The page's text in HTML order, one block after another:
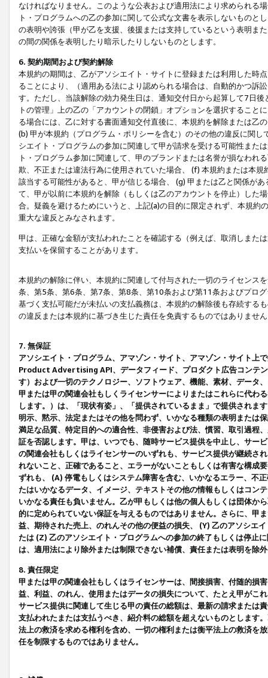
なければなりません。このような公表および適用法により求められる
ト・プログラムへの乙の参加に関して公式な文書を表示しないもの
の表明や誇張（甲が乙を支援、後援または支持しているという表明ま
の間の関係を表明したり暗示したりしないものとします。
6. 契約期間および契約解除
本規約の期間は、乙がアソシエイト・サイトに登録または利用した時
ることにより、（適用ある法により認められる場合は、自動的かつ訴
す。ただし、当該解除の効力発生日は、通知交付日から起算して7日
トの管理」上の乙の「アカウントの閉鎖」オプションを選択するこ
る場合には、乙に対する書面通知交付直後に、本規約を解除または乙
(b) 甲が本規約（プログラム・ポリシーを含む）のその他の違反に関
シエイト・プログラムの参加に関連して甲が請求を受ける可能性また
ト・プログラム参加に関連して、甲のブランドまたは名誉が損なわれ
欺、不正または違法行為に使用されていた場合、 (f) 本規約または本
該当する可能性があると、甲が信じる場合、 (g) 甲または乙と関係が
て、甲が以前に本規約を解除（もしくは乙のアカウントを停止）した
合。疑義を避けるためにいうと、上記(a)の目的に限定されず、本規
重大な違反とみなされます。
甲は、正確な金額が支払われたことを確認する（例えば、取消しまた
支払いを保留することがあります。
本規約の解除に伴い、本規約に関連して付与された一切のライセンス
条、第5条、第6条、第7条、第8条、第10条および第11条およびプロ
基づく支払可能だが未払いの支払義務は、本規約の解除後も存続する
の違反または本規約に基づき生じた責任を免責するものではありませ
7. 無保証
アソシエイト・プログラム、アマゾン・サイト、アマゾン・サイト上
Product Advertising API、データフィード、プロダクト広告コンテ
す）および一切のテクノロジー、ソフトウェア、機能、素材、データ
甲または甲の関連会社もしくライセンサーによりまたはこれらに代わ
します。）は、「現状有姿」、「提供されているまま」で提供されま
明示、黙示、法定またはその他を問わず、いかなる種類の表明または
満足な品質、特定目的への適合性、非侵害および法、慣習、取引過程
証を否認します。甲は、いつでも、随時サービス提供を中止し、サー
の関連会社もしくはライセンサーのいずれも、サービス提供が継続さ
れないこと、正確であること、エラーがないこともしくは有害な構成
ずれも、 (A) 停電もしくはシステム障害を含む、いかなるエラー、不
たはいかなるデータ、イメージ、テキストその他の情報もしくはコン
いかなる責任も負いません。乙が甲もしくは他の個人もしくは団体か
的に定められていない保証を与えるものではありません。さらに、甲
益、期待された売上、のれんその他の便益の損失、 (Y) 乙のアソシエ
たは (Z) 乙のアソシエイト・プログラムへの参加の終了もしくは停止
は、適用法により除外または制限できない補償、責任または表明を除
8. 責任限定
甲または甲の関連会社もしくはライセンサーは、間接損害、付随的損
益、利益、のれん、使用またはデータの損失について、たとえ甲がこ
サービス提供に関連して生じる甲の責任の総額は、最新の請求または
支払われたまたは支払うべき、紹介料の総額を超えないものとします
法上の救済を求める権利を含め、一切の権利または衡平法上の救済を
任を制限するものではありません。